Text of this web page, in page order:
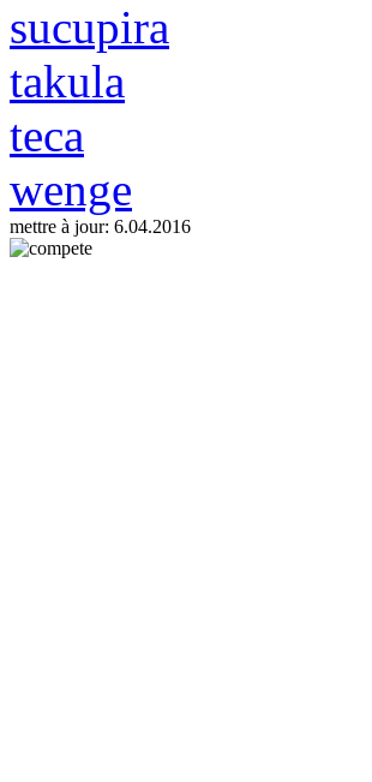
sucupira
takula
teca
wenge
mettre à jour: 6.04.2016